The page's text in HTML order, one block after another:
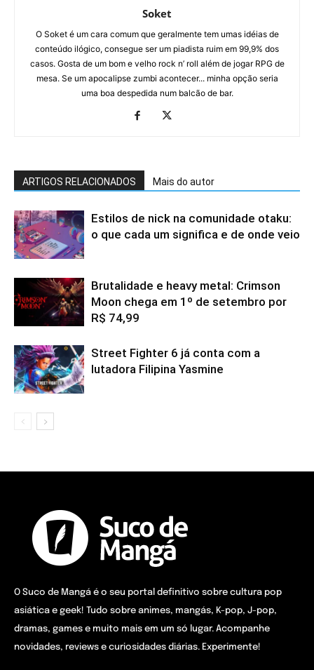
Soket
O Soket é um cara comum que geralmente tem umas idéias de
conteúdo ilógico, consegue ser um piadista ruim em 99,9% dos
casos. Gosta de um bom e velho rock n’ roll além de jogar RPG de
mesa. Se um apocalipse zumbi acontecer... minha opção seria
uma boa despedida num balcão de bar.
ARTIGOS RELACIONADOS Mais do autor
Estilos de nick na comunidade otaku:
o que cada um significa e de onde veio
Brutalidade e heavy metal: Crimson
Moon chega em 1º de setembro por
R$ 74,99
Street Fighter 6 já conta com a
lutadora Filipina Yasmine
O Suco de Mangá é o seu portal definitivo sobre cultura pop
asiática e geek! Tudo sobre animes, mangás, K-pop, J-pop,
dramas, games e muito mais em um só lugar. Acompanhe
novidades, reviews e curiosidades diárias. Experimente!